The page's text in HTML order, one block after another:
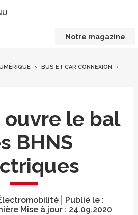
Notre magazine
BUS ET CAR CONNEXION
ouvre le bal
BHNS
Publié le :
Mise à jour : 24.09.2020